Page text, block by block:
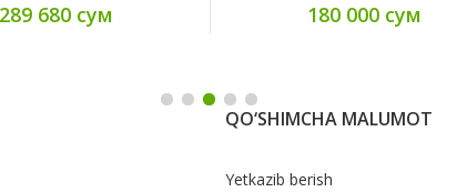
180 000 сум 398 310 сум
QO‘SHIMCHA MALUMOT
Yetkazib berish